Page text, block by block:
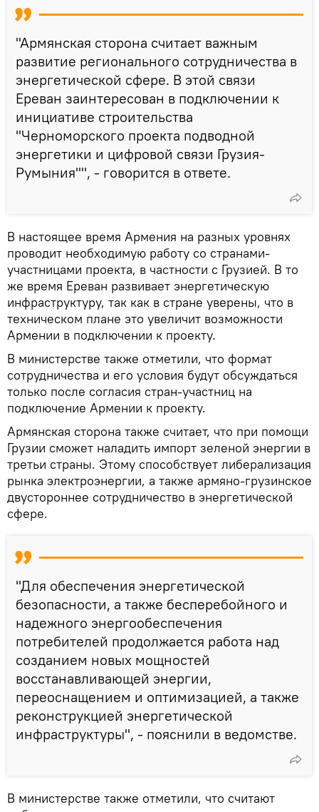
"Армянская сторона считает важным
развитие регионального сотрудничества в
энергетической сфере. В этой связи
Ереван заинтересован в подключении к
инициативе строительства
"Черноморского проекта подводной
энергетики и цифровой связи Грузия-
Румыния"", - говорится в ответе.
В настоящее время Армения на разных уровнях
проводит необходимую работу со странами-
участницами проекта, в частности с Грузией. В то
же время Ереван развивает энергетическую
инфраструктуру, так как в стране уверены, что в
техническом плане это увеличит возможности
Армении в подключении к проекту.
В министерстве также отметили, что формат
сотрудничества и его условия будут обсуждаться
только после согласия стран-участниц на
подключение Армении к проекту.
Армянская сторона также считает, что при помощи
Грузии сможет наладить импорт зеленой энергии в
третьи страны. Этому способствует либерализация
рынка электроэнергии, а также армяно-грузинское
двустороннее сотрудничество в энергетической
сфере.
"Для обеспечения энергетической
безопасности, а также бесперебойного и
надежного энергообеспечения
потребителей продолжается работа над
созданием новых мощностей
восстанавливающей энергии,
переоснащением и оптимизацией, а также
реконструкцией энергетической
инфраструктуры", - пояснили в ведомстве.
В министерстве также отметили, что считают